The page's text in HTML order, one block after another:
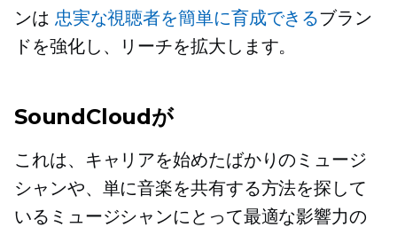
ンは 忠実な視聴者を簡単に育成できるブラン
ドを強化し、リーチを拡大します。
SoundCloudが
これは、キャリアを始めたばかりのミュージ
シャンや、単に音楽を共有する方法を探して
いるミュージシャンにとって最適な影響力の